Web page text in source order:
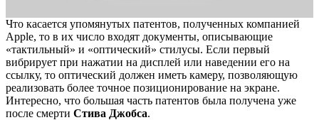
Что касается упомянутых патентов, полученных компанией
Apple, то в их число входят документы, описывающие
«тактильный» и «оптический» стилусы. Если первый
вибрирует при нажатии на дисплей или наведении его на
ссылку, то оптический должен иметь камеру, позволяющую
реализовать более точное позиционирование на экране.
Интересно, что большая часть патентов была получена уже
после смерти Стива Джобса.